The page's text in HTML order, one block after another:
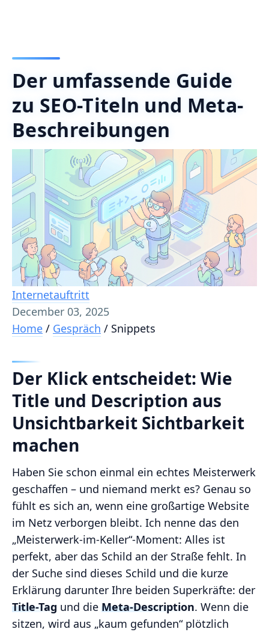
Der umfassende Guide
zu SEO-Titeln und Meta-
Beschreibungen
Internetauftritt
December 03, 2025
Home / Gespräch / Snippets
Der Klick entscheidet: Wie
Title und Description aus
Unsichtbarkeit Sichtbarkeit
machen
Haben Sie schon einmal ein echtes Meisterwerk
geschaffen – und niemand merkt es? Genau so
fühlt es sich an, wenn eine großartige Website
im Netz verborgen bleibt. Ich nenne das den
„Meisterwerk-im-Keller“-Moment: Alles ist
perfekt, aber das Schild an der Straße fehlt. In
der Suche sind dieses Schild und die kurze
Erklärung darunter Ihre beiden Superkräfte: der
Title-Tag und die Meta-Description. Wenn die
sitzen, wird aus „kaum gefunden“ plötzlich